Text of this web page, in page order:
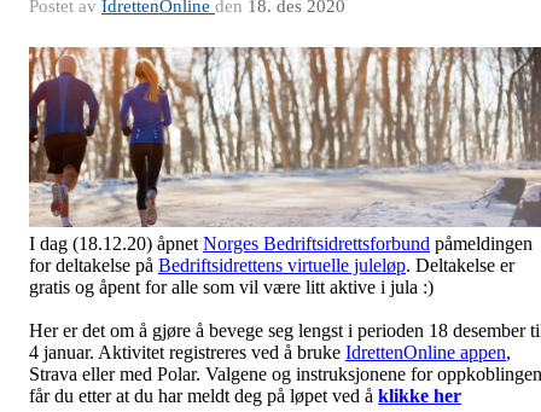
Postet av IdrettenOnline den 18. des 2020
I dag (18.12.20) åpnet Norges Bedriftsidrettsforbund påmeldingen
for deltakelse på Bedriftsidrettens virtuelle juleløp. Deltakelse er
gratis og åpent for alle som vil være litt aktive i jula :)
Her er det om å gjøre å bevege seg lengst i perioden 18 desember
4 januar. Aktivitet registreres ved å bruke IdrettenOnline appen,
Strava eller med Polar. Valgene og instruksjonene for oppkoblingen
får du etter at du har meldt deg på løpet ved å klikke her